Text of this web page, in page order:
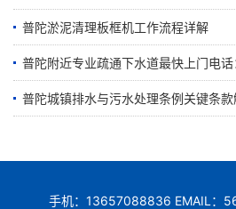
普陀淤泥清理板框机工作流程详解
普陀附近专业疏通下水道最快上门电
普陀城镇排水与污水处理条例关键条款
手机：13657088836 EMAIL：